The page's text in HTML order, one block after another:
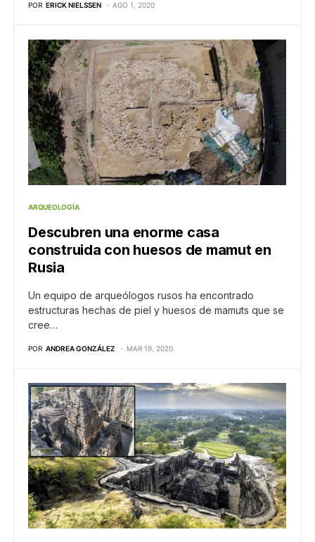
POR ERICK NIELSSEN AGO 1, 2020
ARQUEOLOGÍA
Descubren una enorme casa
construida con huesos de mamut en
Rusia
Un equipo de arqueólogos rusos ha encontrado
estructuras hechas de piel y huesos de mamuts que se
cree…
POR ANDREA GONZÁLEZ MAR 19, 2020